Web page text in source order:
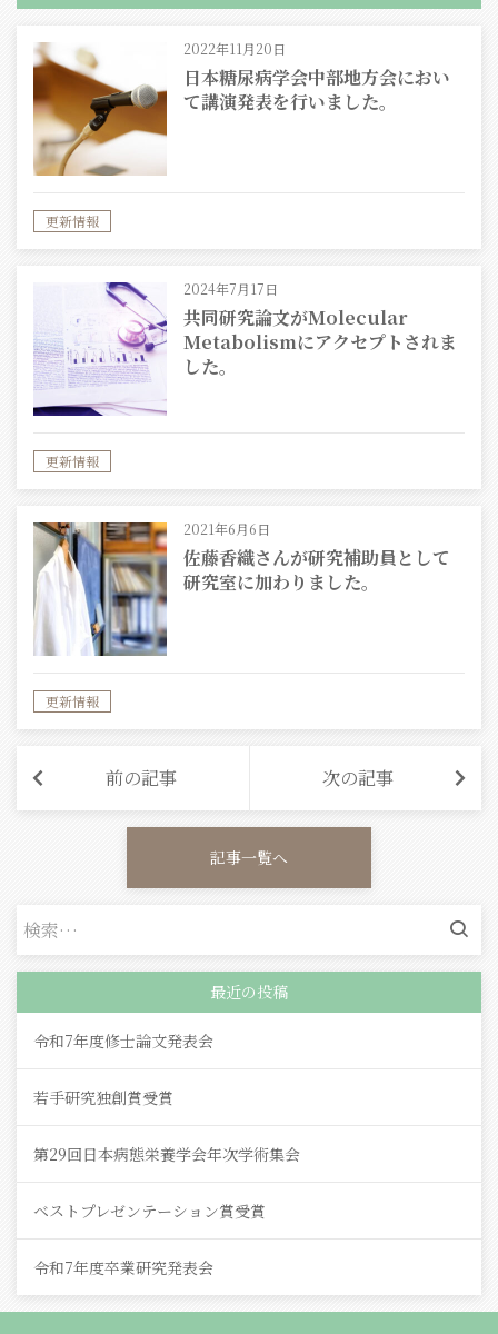
2022年11月20日
日本糖尿病学会中部地方会におい
て講演発表を行いました。
更新情報
2024年7月17日
共同研究論文がMolecular
Metabolismにアクセプトされま
した。
更新情報
2021年6月6日
佐藤香織さんが研究補助員として
研究室に加わりました。
更新情報
前の記事 次の記事
記事一覧へ
検
索:
最近の投稿
令和7年度修士論文発表会
若手研究独創賞受賞
第29回日本病態栄養学会年次学術集会
ベストプレゼンテーション賞受賞
令和7年度卒業研究発表会